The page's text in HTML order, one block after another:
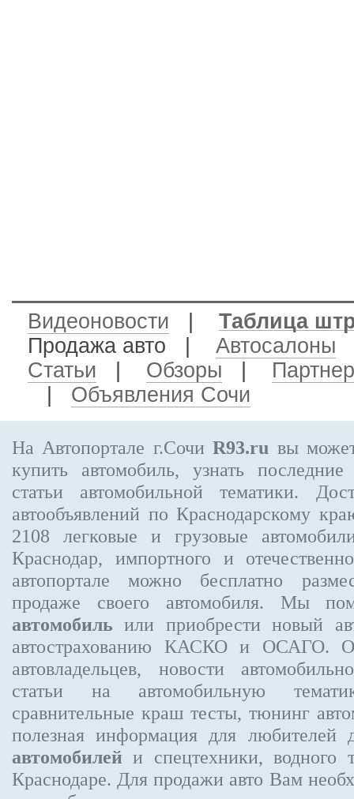
Видеоновости
Таблица
Продажа авто
Автосалоны
Статьи
Обзоры
Объявления Сочи
На Автопортале г.СочиR93.ru вы
купить автомобиль, узнать
статьи автомобильной тематики.
автообъявлений по Краснодарскому
2108 легковые и грузовые
Краснодар, импортного и
автопортале можно бесплатно
продаже своего автомобиля. Мы
автомобиль или приобрести новый
автострахованию КАСКО и ОСАГО.
автовладельцев, новости
статьи на автомобильную
сравнительные краш тесты, тюнинг
полезная информация для любителей
автомобилей и спецтехники, водного
Краснодаре. Для продажи авто Вам